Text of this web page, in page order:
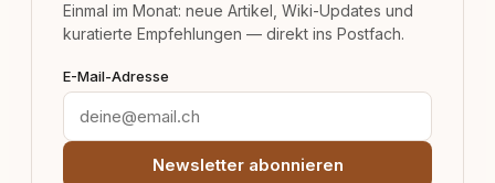
Einmal im Monat: neue Artikel, Wiki-Updates und
kuratierte Empfehlungen — direkt ins Postfach.
E-Mail-Adresse
Newsletter abonnieren